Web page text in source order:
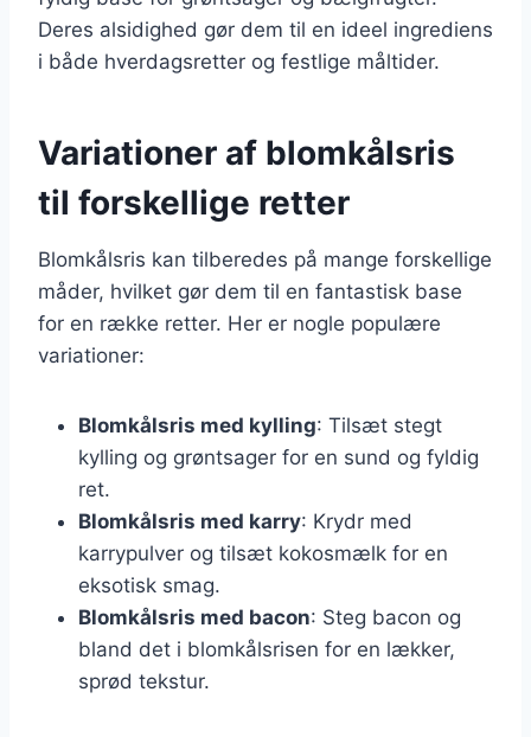
Deres alsidighed gør dem til en ideel ingrediens
i både hverdagsretter og festlige måltider.
Variationer af blomkålsris
til forskellige retter
Blomkålsris kan tilberedes på mange forskellige
måder, hvilket gør dem til en fantastisk base
for en række retter. Her er nogle populære
variationer:
Blomkålsris med kylling: Tilsæt stegt
kylling og grøntsager for en sund og fyldig
ret.
Blomkålsris med karry: Krydr med
karrypulver og tilsæt kokosmælk for en
eksotisk smag.
Blomkålsris med bacon: Steg bacon og
bland det i blomkålsrisen for en lækker,
sprød tekstur.